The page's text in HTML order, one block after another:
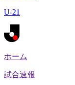
U-21
ホーム
試合速報